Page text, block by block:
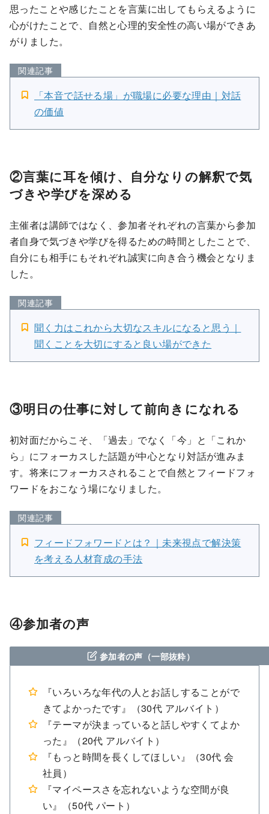
思ったことや感じたことを言葉に出してもらえるように
心がけたことで、自然と心理的安全性の高い場ができあ
がりました。
関連記事
「本音で話せる場」が職場に必要な理由｜対話
の価値
②言葉に耳を傾け、自分なりの解釈で気
づきや学びを深める
主催者は講師ではなく、参加者それぞれの言葉から参加
者自身で気づきや学びを得るための時間としたことで、
自分にも相手にもそれぞれ誠実に向き合う機会となりま
した。
関連記事
聞く力はこれから大切なスキルになると思う｜
聞くことを大切にすると良い場ができた
③明日の仕事に対して前向きになれる
初対面だからこそ、「過去」でなく「今」と「これか
ら」にフォーカスした話題が中心となり対話が進みま
す。将来にフォーカスされることで自然とフィードフォ
ワードをおこなう場になりました。
関連記事
フィードフォワードとは？｜未来視点で解決策
を考える人材育成の手法
④参加者の声
参加者の声（一部抜粋）
『いろいろな年代の人とお話しすることがで
きてよかったです』（30代 アルバイト）
『テーマが決まっていると話しやすくてよか
った』（20代 アルバイト）
『もっと時間を長くしてほしい』（30代 会
社員）
『マイペースさを忘れないような空間が良
い』（50代 パート）